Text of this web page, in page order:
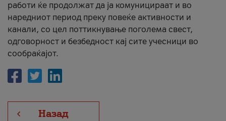
работи ќе продолжат да ја комуницираат и во
наредниот период преку повеќе активности и
канали, со цел поттикнување поголема свест,
одговорност и безбедност кај сите учесници во
сообраќајот.
Назад